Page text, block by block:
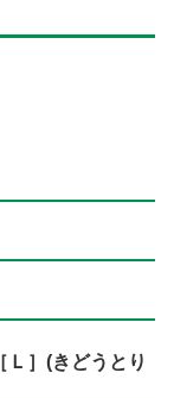
Ｌ］(きどうとり